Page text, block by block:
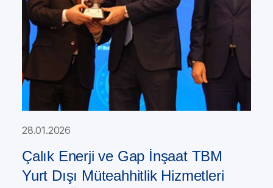
28.01.2026
Çalık Enerji ve Gap İnşaat TBM
Yurt Dışı Müteahhitlik Hizmetleri